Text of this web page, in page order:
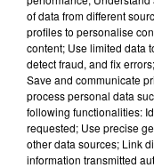
TITRES DIFFUSÉS
10h14
10h14
of data from different
profiles to personalise
content; Use limited data
detect fraud, and fix
Save and communicate
process personal data
following functionalities:
requested; Use precise
other data sources; Link
information transmitted